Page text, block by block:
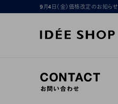
9月4日（金）価格改定のお知らせ